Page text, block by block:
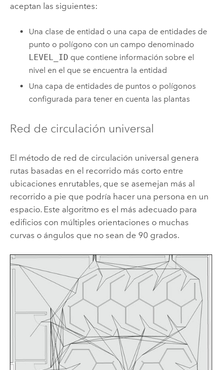
aceptan las siguientes:
Una clase de entidad o una capa de entidades de
punto o polígono con un campo denominado
LEVEL_ID que contiene información sobre el
nivel en el que se encuentra la entidad
Una capa de entidades de puntos o polígonos
configurada para tener en cuenta las plantas
Red de circulación universal
El método de red de circulación universal genera
rutas basadas en el recorrido más corto entre
ubicaciones enrutables, que se asemejan más al
recorrido a pie que podría hacer una persona en un
espacio. Este algoritmo es el más adecuado para
edificios con múltiples orientaciones o muchas
curvas o ángulos que no sean de 90 grados.